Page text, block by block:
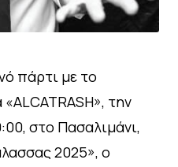
πάρτι με το
την
στο Πασαλιμάνι,
2025», ο